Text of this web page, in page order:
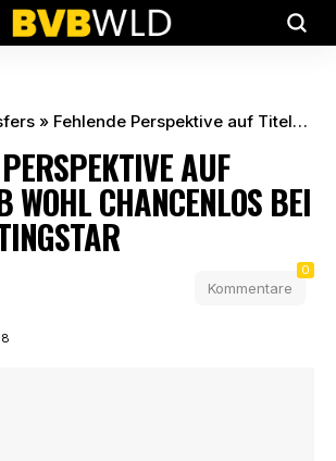
» Fehlende Perspektive auf Titel? BVB wohl chancenlos bei HSV-Shootingstar
AUF
WOHL CHANCENLOS BEI
Kommentare
0